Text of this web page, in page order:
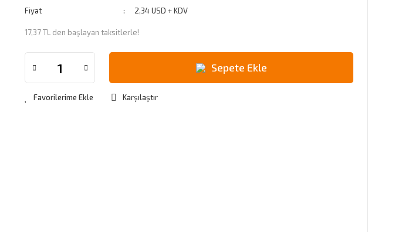
Fiyat
2,34 USD + KDV
17,37 TL den başlayan taksitlerle!
Sepete Ekle
Karşılaştır